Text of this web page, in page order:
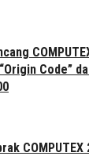
Code”